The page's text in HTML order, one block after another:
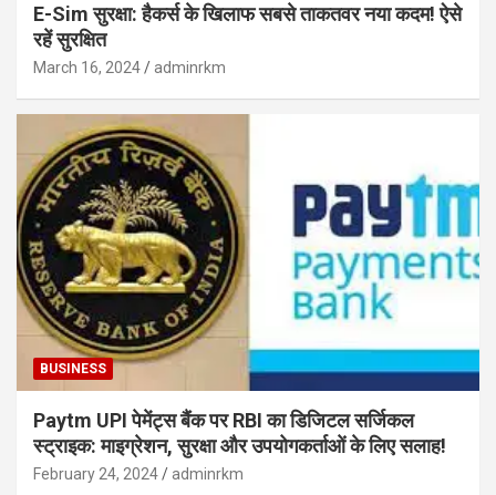
E-Sim सुरक्षा: हैकर्स के खिलाफ सबसे ताकतवर नया कदम! ऐसे
रहें सुरक्षित
March 16, 2024 adminrkm
BUSINESS
Paytm UPI पेमेंट्स बैंक पर RBI का डिजिटल सर्जिकल
स्ट्राइक: माइग्रेशन, सुरक्षा और उपयोगकर्ताओं के लिए सलाह!
February 24, 2024 adminrkm